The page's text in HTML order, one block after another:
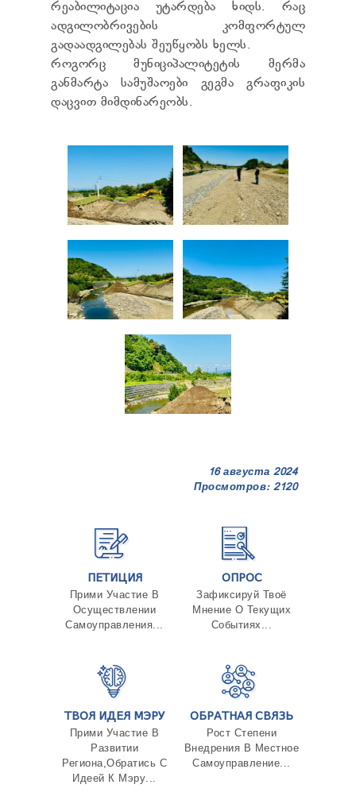
ТЕНДЕРЫ
ОТЧЁТ ДЛЯ ПРЕДОСТАВЛЕНИЯ ПРЕЗИДЕНТУ И
ПАРЛАМЕНТУ
ТРЕБОВАНИЯ ПУБЛИЧНОЙ ИНФОРМАЦИИ
УПОЛНОМОЧЕННЫЙ ПО ЗАЩИТЕ
ПЕРСОНАЛЬНЫХ ДАННЫХ
ПРАВОВЕДЧЕСКИЕ РЕШЕНИЯ
რეაბილიტაცია უტარდება ხიდს. რაც
ადგილობრივების კომფორტულ
გადაადგილებას შეუწყობს ხელს.
როგორც მუნიციპალიტეტის მერმა
განმარტა სამუშაოები გეგმა გრაფიკის
დაცვით მიმდინარეობს.
16 августа 2024
Просмотров: 2120
ПЕТИЦИЯ
Прими Участие В
Осуществлении
Самоуправления...
ОПРОС
Зафиксируй Твоё
Мнение О Текущих
Событиях...
ТВОЯ ИДЕЯ МЭРУ
Прими Участие В
Развитии
Региона,Обратись С
Идеей К Мэру...
ОБРАТНАЯ СВЯЗЬ
Рост Степени
Внедрения В Местное
Самоуправление...